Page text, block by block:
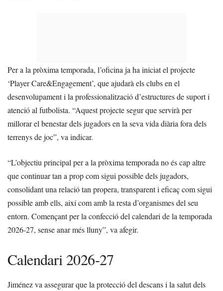
Per a la pròxima temporada, l’oficina ja ha iniciat el projecte
‘Player Care&Engagement’, que ajudarà els clubs en el
desenvolupament i la professionalització d’estructures de suport i
atenció al futbolista. “Aquest projecte segur que servirà per
millorar el benestar dels jugadors en la seva vida diària fora dels
terrenys de joc”, va indicar.
“L’objectiu principal per a la pròxima temporada no és cap altre
que continuar tan a prop com sigui possible dels jugadors,
consolidant una relació tan propera, transparent i eficaç com sigui
possible amb ells, així com amb la resta d’organismes del seu
entorn. Començant per la confecció del calendari de la temporada
2026-27, sense anar més lluny”, va afegir.
Calendari 2026-27
Jiménez va assegurar que la protecció del descans i la salut dels